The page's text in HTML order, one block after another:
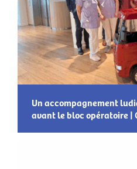
Un accompagnement
avant le bloc opératoire |